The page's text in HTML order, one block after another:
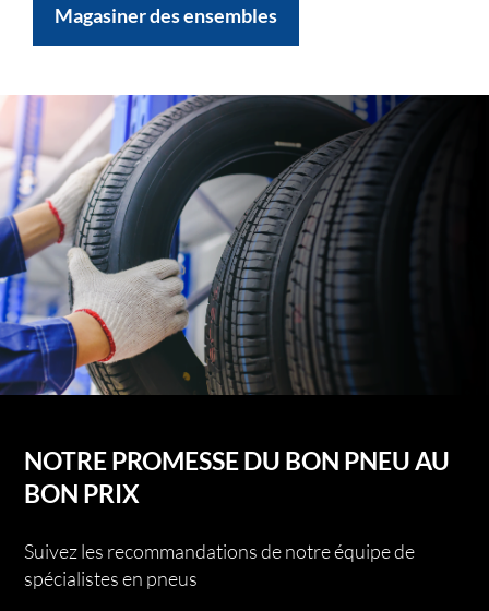
Magasiner des ensembles
NOTRE PROMESSE DU BON PNEU AU
BON PRIX
Suivez les recommandations de notre équipe de
spécialistes en pneus